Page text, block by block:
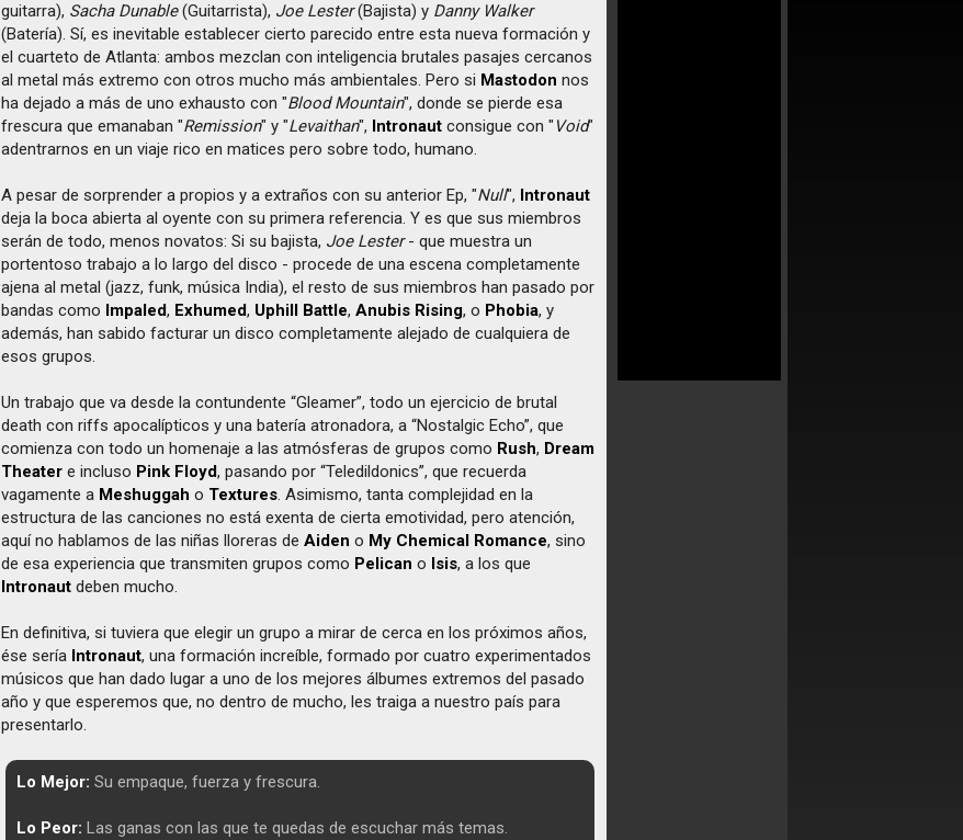
guitarra), Sacha Dunable(Guitarrista), Joe Lester(Bajista) y Danny Walker
(Batería). Sí, es inevitable establecer cierto parecido entre esta nueva formación y
el cuarteto de Atlanta: ambos mezclan con inteligencia brutales pasajes cercanos
al metal más extremo con otros mucho más ambientales. Pero si Mastodon nos
ha dejado a más de uno exhausto con "Blood Mountain", donde se pierde esa
frescura que emanaban "Remission" y "Levaithan", Intronaut consigue con " Void"
adentrarnos en un viaje rico en matices pero sobre todo, humano.
A pesar de sorprender a propios y a extraños con su anterior Ep, "Null", Intronaut
deja la boca abierta al oyente con su primera referencia. Y es que sus miembros
serán de todo, menos novatos: Si su bajista, Joe Lester- que muestra un
portentoso trabajo a lo largo del disco - procede de una escena completamente
ajena al metal (jazz, funk, música India), el resto de sus miembros han pasado por
bandas como Impaled, Exhumed, Uphill Battle,Anubis Rising, o Phobia, y
además, han sabido facturar un disco completamente alejado de cualquiera de
esos grupos.
Un trabajo que va desde la contundente “Gleamer”, todo un ejercicio de brutal
death con riffs apocalípticos y una batería atronadora, a “Nostalgic Echo”, que
comienza con todo un homenaje a las atmósferas de grupos como Rush, Dream
Theater e incluso Pink Floyd, pasando por “Teledildonics”, que recuerda
vagamente a Meshuggah o Textures. Asimismo, tanta complejidad en la
estructura de las canciones no está exenta de cierta emotividad, pero atención,
aquí no hablamos de las niñas lloreras deAiden o My Chemical Romance, sino
de esa experiencia que transmiten grupos como Pelican o Isis, a los que
Intronaut deben mucho.
En definitiva, si tuviera que elegir un grupo a mirar de cerca en los próximos años,
ése sería Intronaut, una formación increíble, formado por cuatro experimentados
músicos que han dado lugar a uno de los mejores álbumes extremos del pasado
año y que esperemos que, no dentro de mucho, les traiga a nuestro país para
presentarlo.
Lo Mejor: Su empaque, fuerza y frescura.
Lo Peor: Las ganas con las que te quedas de escuchar más temas.